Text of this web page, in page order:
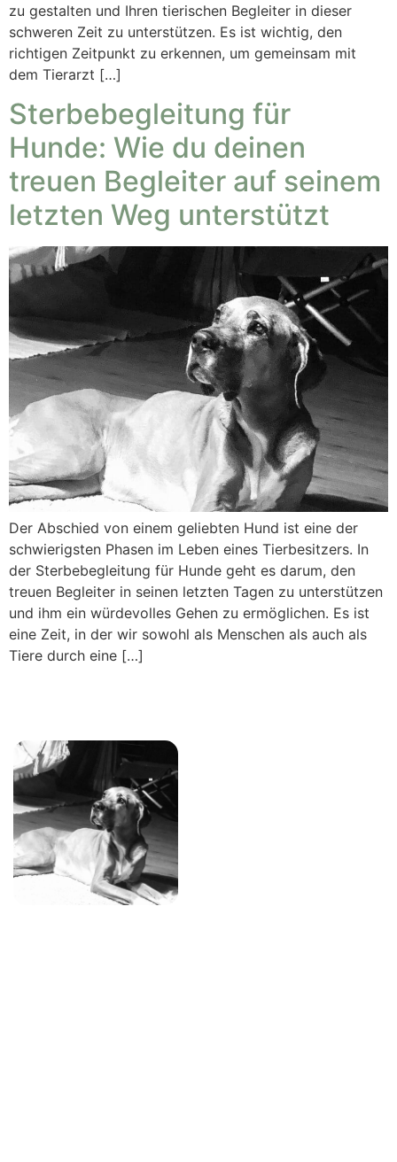
zu gestalten und Ihren tierischen Begleiter in dieser
schweren Zeit zu unterstützen. Es ist wichtig, den
richtigen Zeitpunkt zu erkennen, um gemeinsam mit
dem Tierarzt […]
Sterbebegleitung für
Hunde: Wie du deinen
treuen Begleiter auf seinem
letzten Weg unterstützt
Der Abschied von einem geliebten Hund ist eine der
schwierigsten Phasen im Leben eines Tierbesitzers. In
der Sterbebegleitung für Hunde geht es darum, den
treuen Begleiter in seinen letzten Tagen zu unterstützen
und ihm ein würdevolles Gehen zu ermöglichen. Es ist
eine Zeit, in der wir sowohl als Menschen als auch als
Tiere durch eine […]